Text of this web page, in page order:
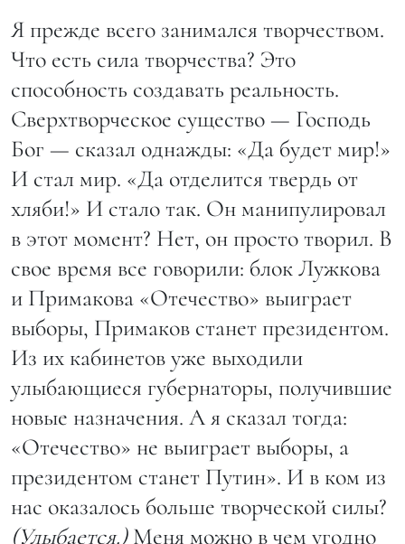
Я прежде всего занимался творчеством.
Что есть сила творчества? Это
способность создавать реальность.
Сверхтворческое существо — Господь
Бог — сказал однажды: «Да будет мир!»
И стал мир. «Да отделится твердь от
хляби!» И стало так. Он манипулировал
в этот момент? Нет, он просто творил. В
свое время все говорили: блок Лужкова
и Примакова «Отечество» выиграет
выборы, Примаков станет президентом.
Из их кабинетов уже выходили
улыбающиеся губернаторы, получившие
новые назначения. А я сказал тогда:
«Отечество» не выиграет выборы, а
президентом станет Путин». И в ком из
нас оказалось больше творческой силы?
(Улыбается.)Меня можно в чем угодно